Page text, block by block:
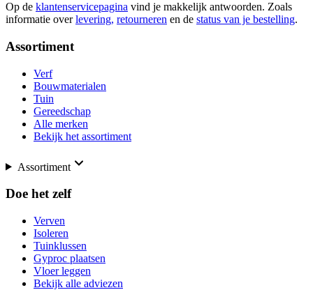
Op de klantenservicepagina vind je makkelijk antwoorden. Zoals
informatie over levering, retourneren en de status van je bestelling.
Assortiment
Verf
Bouwmaterialen
Tuin
Gereedschap
Alle merken
Bekijk het assortiment
Assortiment
Doe het zelf
Verven
Isoleren
Tuinklussen
Gyproc plaatsen
Vloer leggen
Bekijk alle adviezen